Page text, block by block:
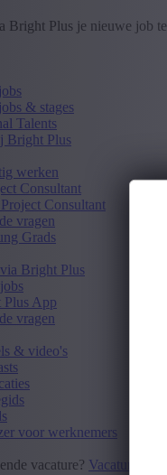
Bright Plus je nieuwe job
& stages
Talents
Bright Plus
werken
Consultant
Consultant
vragen
Grads
Bright Plus
App
vragen
& video's
voor werknemers
vacature? Vacature